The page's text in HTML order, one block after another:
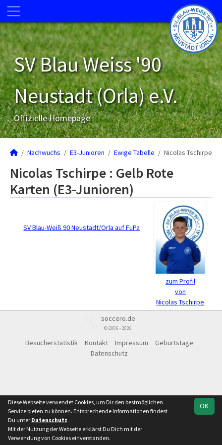
SV Blau Weiss '90
Neustadt (Orla) e.V.
Offizielle Homepage
Nachwuchs E3-Junioren Ewige Tabelle Nicolas Tschirpe
Nicolas Tschirpe : Gelb Rote
Karten (E3-Junioren)
zum Profil
von
Nicolas Tschirpe
SV Blau-Weiß 90 Neustadt/Orla auf FuPa
soccero.de
© 2006 - 2026
Besucherstatistik Kontakt Impressum
Geburtstage
Datenschutz
OK
Diese Webseite verwendet Cookies, um Dir den bestmöglichen
Service bieten zu können. Entsprechende Informationen findest
Du unter Datenschutz.
Mit der Nutzung der Webseite erklärst Du Dich mit der
Verwendung von Cookies einverstanden.